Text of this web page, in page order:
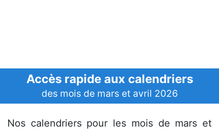
Accès rapide aux calendriers
des mois de mars et avril 2026
Nos calendriers pour les mois de mars et